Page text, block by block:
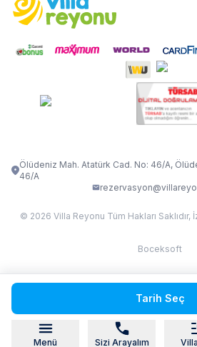
Yorumlar Nasıl
VİLLA OLENNA 1 VİLLA
VILLA
VİLLA TİAMO VİLLA
VILLA
Ölüdeniz Mah. Atatürk Cad. No: 46/A,
46/A
© 2026 Villa Reyonu Tüm Hakları Saklıdır,
Boceksoft
Tarih Seç
Menü Sizi Arayalım